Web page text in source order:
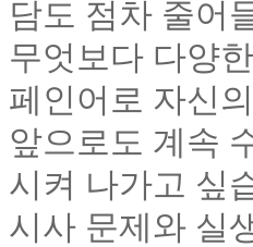
담도 점차 줄어
무엇보다 다양
페인어로 자신
앞으로도 계속
시켜 나가고 싶
시사 문제와 실